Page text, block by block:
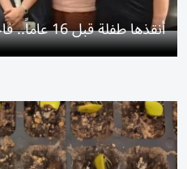
أنقذها طفلة قبل 16 عاماً.. فاحتفلت معه بدخول الجامعة